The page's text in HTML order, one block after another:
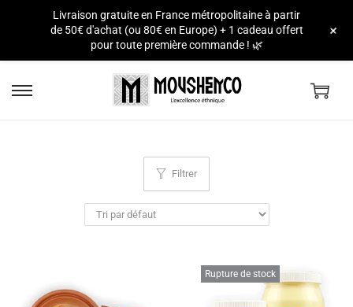
Filtrer
Rupture de stock
Livraison gratuite en France métropolitaine à partir
de 50€ d'achat (ou 80€ en Europe) + 1 cadeau offert
pour toute première commande ! 🌿
+